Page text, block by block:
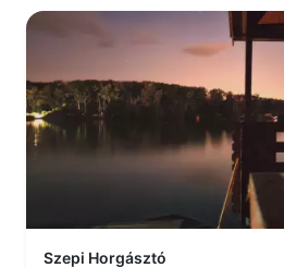
Szepi Horgásztó